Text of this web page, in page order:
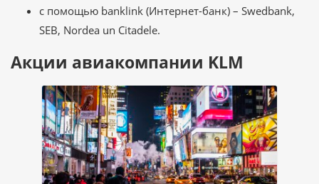
с помощью banklink (Интернет-банк) – Swedbank,
SEB, Nordea un Citadele.
Акции авиакомпании KLM